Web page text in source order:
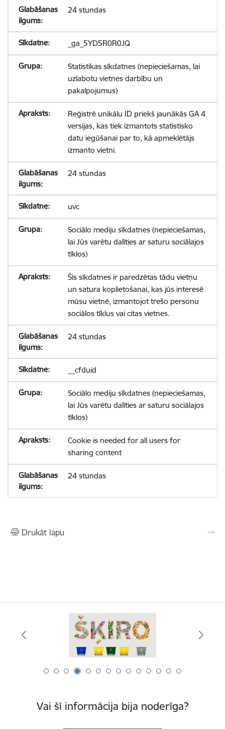
24 stundas
_ga_5YD5R0R0JQ
Statistikas sīkdatnes (nepieciešamas, lai
uzlabotu vietnes darbību un
pakalpojumus)
Reģistrē unikālu ID priekš jaunākās GA 4
versijas, kas tiek izmantots statistisko
datu iegūšanai par to, kā apmeklētājs
izmanto vietni.
24 stundas
uvc
Sociālo mediju sīkdatnes (nepieciešamas,
lai Jūs varētu dalīties ar saturu sociālajos
tīklos)
Šīs sīkdatnes ir paredzētas tādu vietņu
un satura koplietošanai, kas jūs interesē
mūsu vietnē, izmantojot trešo personu
sociālos tīklus vai citas vietnes.
24 stundas
__cfduid
Sociālo mediju sīkdatnes (nepieciešamas,
lai Jūs varētu dalīties ar saturu sociālajos
tīklos)
Cookie is needed for all users for
sharing content
24 stundas
Drukāt lapu
Vai šī informācija bija noderīga?